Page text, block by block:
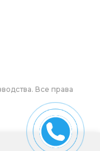
Все права